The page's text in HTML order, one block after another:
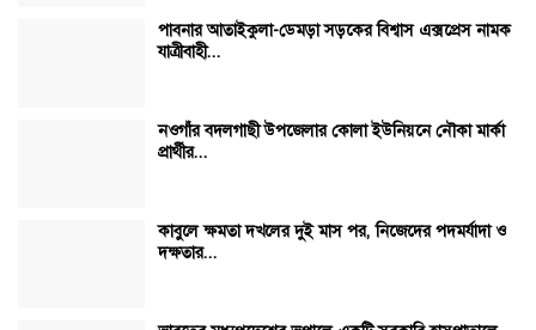
পাবনার আতাইকুলা-ডেমড়া সড়কের বিশ্বাস এক্সপ্রেস নামক
যাত্রীবাহী...
নওগাঁর বদলগাছী উপজেলার কোলা ইউনিয়নে নৌকা মার্কা
প্রার্থীর...
কাবুলে ক্ষমতা দখলের দুই মাস পর, নিজেদের পদমর্যাদা ও
দক্ষতার...